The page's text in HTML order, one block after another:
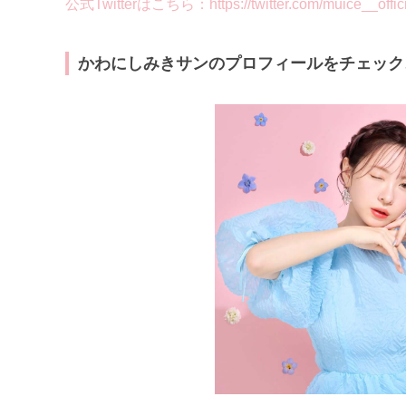
公式Twitterはこちら：https://twitter.com/
かわにしみきサンのプロフィールをチェッ